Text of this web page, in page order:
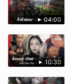
04:00
10:30